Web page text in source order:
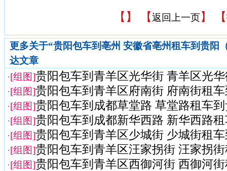
【 】 【返回上一页】 【
更多关于“贵阳包车到亳州 安徽省亳州租车到贵阳
达文章
·[组图]贵阳包车到青羊区光华街 青羊区光
·[组图]贵阳包车到青羊区府南街 府南街租
·[组图]贵阳包车到成都草堂路 草堂路租车
·[组图]贵阳包车到成都新华西路 新华西路
·[组图]贵阳包车到青羊区少城街 少城街租
·[组图]贵阳包车到青羊区汪家拐街 汪家拐
·[组图]贵阳包车到青羊区西御河街 西御河